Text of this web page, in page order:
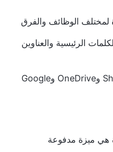
الوظائف والفرق
الرئيسية والعناوين
التكامل مع SharePoint وOneDrive وGoogle
هي ميزة مدفوعة